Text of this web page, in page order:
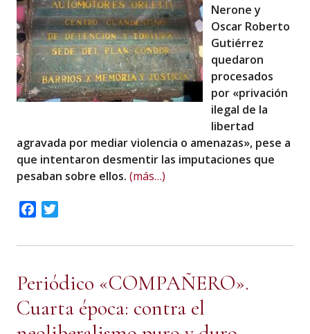
Nerone y
Oscar Roberto
Gutiérrez
quedaron
procesados
por «privación
ilegal de la
libertad
agravada por mediar violencia o amenazas», pese a
que intentaron desmentir las imputaciones que
pesaban sobre ellos. (más…)
Facebook
Periódico «COMPAÑERO».
Cuarta época: contra el